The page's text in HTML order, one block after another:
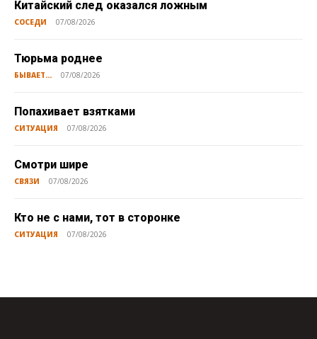
Китайский след оказался ложным
СОСЕДИ 07/08/2026
Тюрьма роднее
БЫВАЕТ... 07/08/2026
Попахивает взятками
СИТУАЦИЯ 07/08/2026
Смотри шире
СВЯЗИ 07/08/2026
Кто не с нами, тот в сторонке
СИТУАЦИЯ 07/08/2026